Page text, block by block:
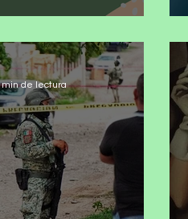
min de lectura